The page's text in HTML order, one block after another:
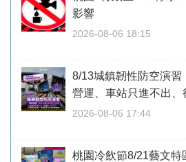
影響
2026-08-06 18:15
8/13城鎮韌性防空演
營運、車站只進不出、
2026-08-06 17:44
桃園冷飲節8/21藝文